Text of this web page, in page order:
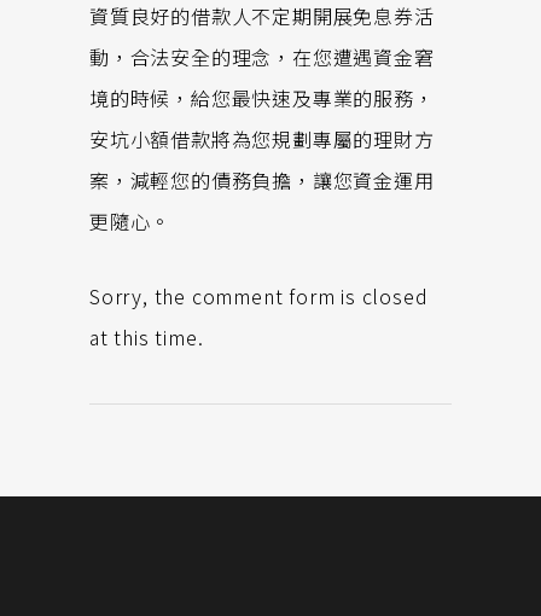
資質良好的借款人不定期開展免息券活
動，合法安全的理念，在您遭遇資金窘
境的時候，給您最快速及專業的服務，
安坑小額借款將為您規劃專屬的理財方
案，減輕您的債務負擔，讓您資金運用
更隨心。
Sorry, the comment form is closed
at this time.